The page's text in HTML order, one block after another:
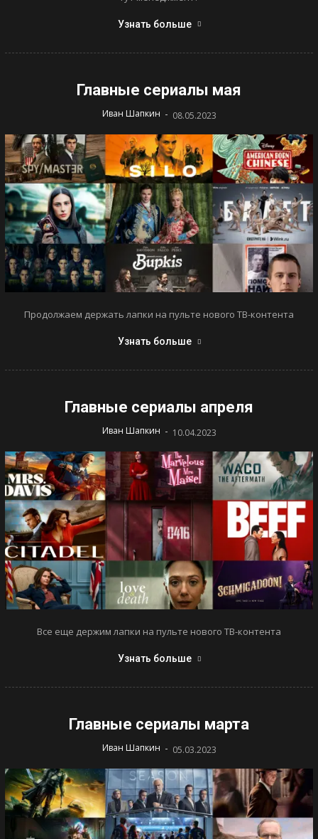
Узнать больше
Главные сериалы мая
Иван Шапкин - 08.05.2023
Продолжаем держать лапки на пульте нового ТВ-контента
Узнать больше
Главные сериалы апреля
Иван Шапкин - 10.04.2023
Все еще держим лапки на пульте нового ТВ-контента
Узнать больше
Главные сериалы марта
Иван Шапкин - 05.03.2023